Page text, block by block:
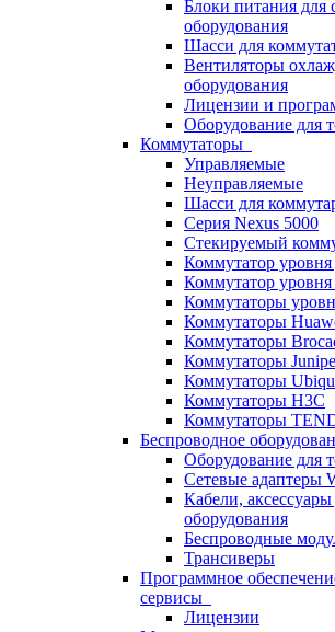
Блоки питания для
оборудования
Шасси для
Вентиляторы
оборудования
Лицензии и
Оборудование для
Коммутаторы
Управляемые
Неуправляемые
Шасси для
Серия Nexus 5000
Стекируемый
Коммутатор уровня
Коммутатор уровня
Коммутаторы
Коммутаторы
Коммутаторы
Коммутаторы
Коммутаторы
Коммутаторы H3C
Коммутаторы
Беспроводное
Оборудование для
Сетевые адаптеры
Кабели,
оборудования
Беспроводные
Трансиверы
Программное
сервисы
Лицензии